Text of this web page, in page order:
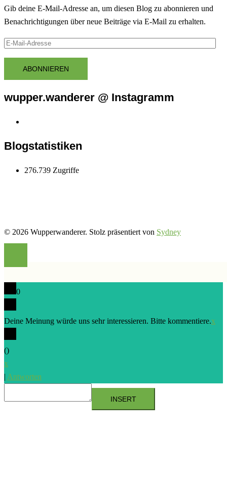
Gib deine E-Mail-Adresse an, um diesen Blog zu abonnieren und
Benachrichtigungen über neue Beiträge via E-Mail zu erhalten.
E-
AdresseABONNIEREN
wupper.wanderer @ Instagramm
Blogstatistiken
276.739 Zugriffe
© 2026 Wupperwanderer. Stolz präsentiert von Sydney
0
Deine Meinung würde uns sehr interessieren. Bitte kommentiere.x
()
x
| Antworten
INSERT